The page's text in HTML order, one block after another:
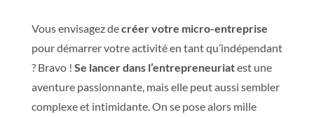
Vous envisagez decréer votre micro-entreprise
pour démarrer votre activité en tant qu’indépendant
? Bravo ! Se lancer dans l’entrepreneuriatest une
aventure passionnante, mais elle peut aussi sembler
complexe et intimidante. On se pose alors mille